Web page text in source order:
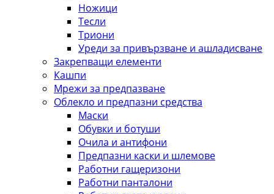
Ножици
Тесли
Триони
Уреди за привързване и ашладисване
Закрепващи елементи
Кашпи
Мрежи за предпазване
Облекло и предпазни средства
Маски
Обувки и ботуши
Очила и антифони
Предпазни каски и шлемове
Работни гащеризони
Работни панталони